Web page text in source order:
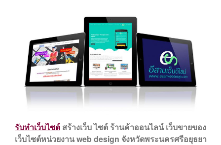
ขั้นตอนรับบริการ
ความรู้
ติดต่อ
คู่มือ
รับทําเว็บไซต์ สร้างเว็บ ไซต์ ร้านค้าออนไลน์ เว็บขายของ
เว็บไซต์หน่วยงาน web design จังหวัดพระนครศรีอยุธยา